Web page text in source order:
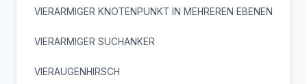
VIERARMIGER KNOTENPUNKT IN MEHREREN EBENEN
VIERARMIGER SUCHANKER
VIERAUGENHIRSCH